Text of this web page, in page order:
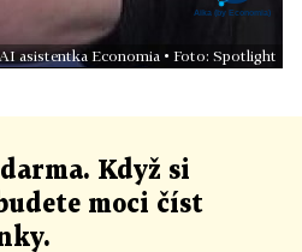
asistentka Economia • Foto: Spotlight
Když si
moci číst
.